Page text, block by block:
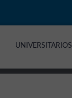
UNIVERSITARIOS